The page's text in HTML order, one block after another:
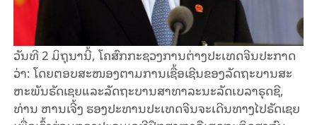
ວັນ​ທີ 2 ມິ​ຖຸ​ນາ​ນີ້, ໂຄ​ສົກ​ກະ​ຊວງ​ການ​ຕ່າງ​ປະ​ເທດ​ຈີນ​ປະ​ກາດ​
ວ່າ: ໂດຍ​ຕອບ​ສະ​ໜອງ​ຕາມ​ການ​ເຊື້ອ​ເຊີນ​ຂອງ​​ລັດ​ຖະ​ບານສະ​
ຫະ​ພັນ​ຣັດ​ເຊຍ​ແລະ​ລັດ​ຖະ​ບານ​ສາ​ທາ​ລະ​ນະ​ລັດ​ເບ​ລາຣຸດຊີ,
ທ່ານ ​ຫານ​ເຈີ້ງ ຮອງ​ປະ​ທານ​ປະ​ເທດ​ຈີນ​ຈະເດີນ​ທາງ​ໄປ​ຣັດ​ເຊຍ